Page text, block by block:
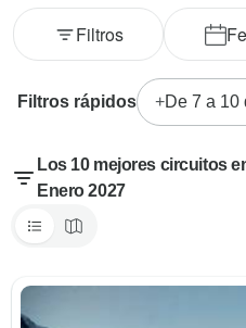
Filtros
Filtros rápidos De 7 a 10
Los 10 mejores circuitos
Enero 2027